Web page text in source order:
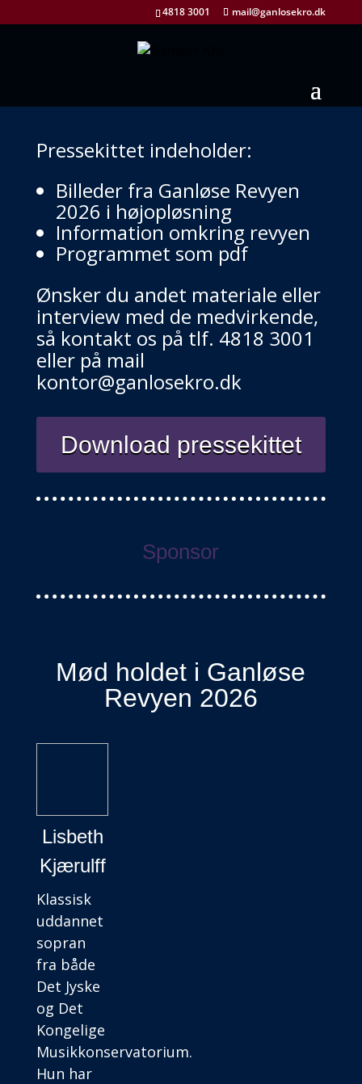
4818 3001 mail@ganlosekro.dk
Pressekittet indeholder:
Billeder fra Ganløse Revyen
2026 i højopløsning
Information omkring revyen
Programmet som pdf
Ønsker du andet materiale eller
interview med de medvirkende,
så kontakt os på tlf. 4818 3001
eller på mail
kontor@ganlosekro.dk
Download pressekittet
Sponsor
Mød holdet i Ganløse
Revyen 2026
Lisbeth
Kjærulff
Klassisk
uddannet
sopran
fra både
Det Jyske
og Det
Kongelige
Musikkonservatorium.
Hun har